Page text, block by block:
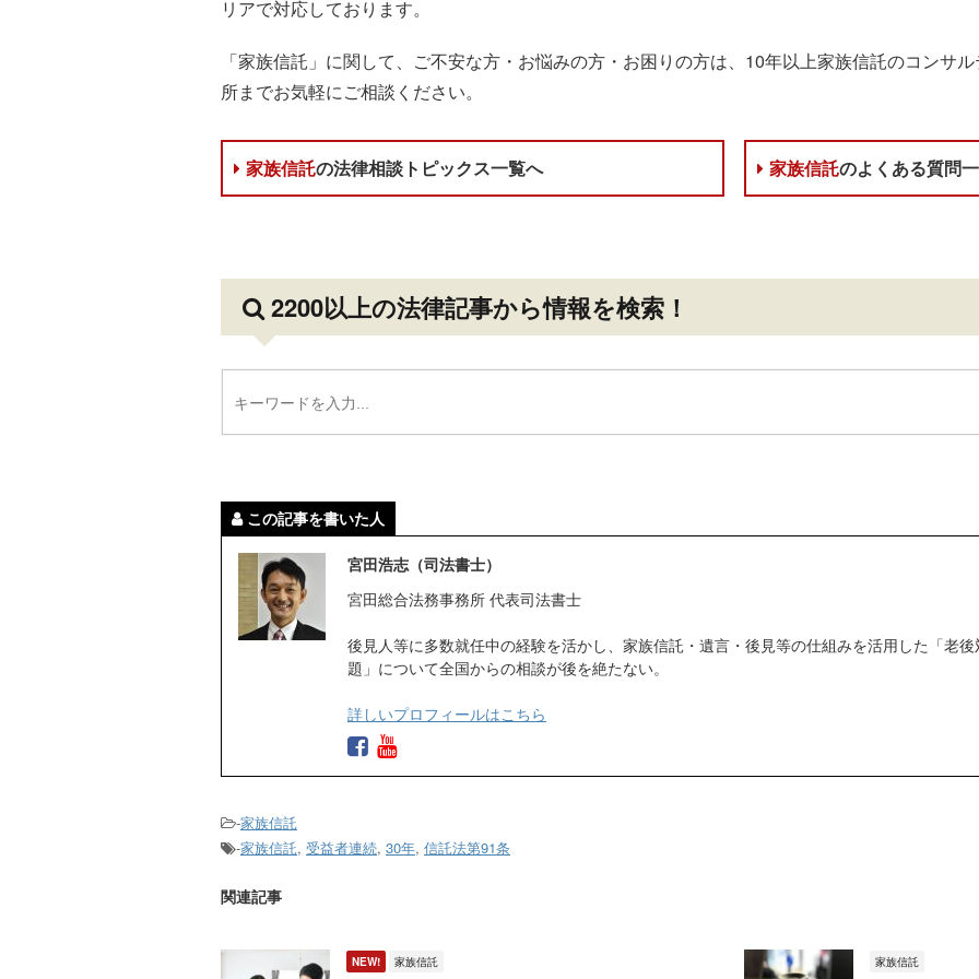
リアで対応しております。
「家族信託」に関して、ご不安な方・お悩みの方・お困りの方は、10年以上家族信託のコンサ
所までお気軽にご相談ください。
家族信託の法律相談トピックス一覧へ 家族信託のよくある質問
2200以上の法律記事から情報を検索！
この記事を書いた人
宮田浩志（司法書士）
宮田総合法務事務所 代表司法書士
後見人等に多数就任中の経験を活かし、家族信託・遺言・後見等の仕組みを活用した「老
題」について全国からの相談が後を絶たない。
詳しいプロフィールはこちら
-家族信託
-家族信託, 受益者連続, 30年, 信託法第91条
関連記事
NEW! 家族信託 家族信託